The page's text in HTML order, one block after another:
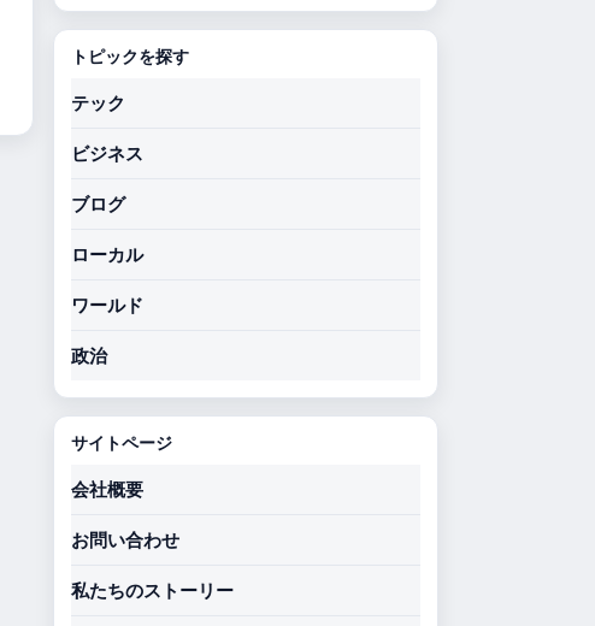
トピックを探す
テック
ビジネス
ブログ
ローカル
ワールド
政治
サイトページ
会社概要
お問い合わせ
私たちのストーリー